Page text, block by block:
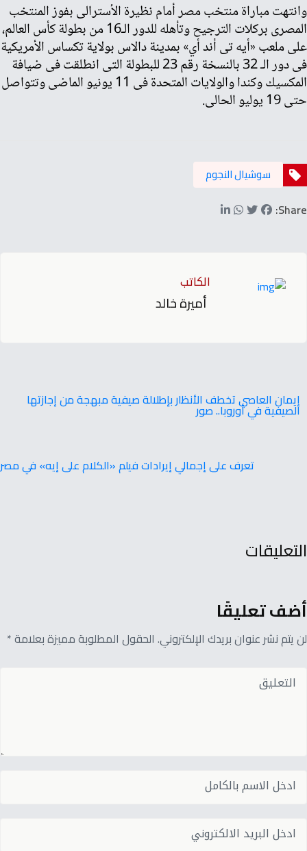
وانتهت مباراة منتخب مصر أمام نظيرة الأسترالى بفوز المنتخب
المصرى بركلات الترجيح وتأهله للدور الـ16 من بطولة كأس العالم،
على ملعب «أيه تى أند أي» بمدينة دالاس بولاية تكساس الأمريكية
فى دور الـ 32 بالنسخة رقم 23 للبطولة التى انطلقت فى ضيافة
المكسيك وكندا والولايات المتحدة فى 11 يونيو الماضى وتتواصل
حتى 19 يوليو الحالى.
سوشيال النجوم
Share:
الكاتب
أميرة خالد
إيمان العاصي تخطف الأنظار بإطلالة صيفية مبهجة من إجازتها
الصيفية في أوروبا.. صور
تعرف على إجمالي إيرادات فيلم «الكلام على إيه» في مصر
التعليقات
أضف تعليقًا
لن يتم نشر عنوان بريدك الإلكتروني. الحقول المطلوبة مميزة بعلامة *